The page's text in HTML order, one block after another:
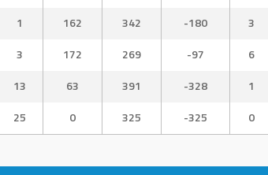
1 162 342 -180 3
3 172 269 -97 6
13 63 391 -328 1
25 0 325 -325 0